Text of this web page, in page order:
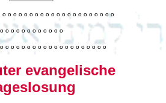
o o o o o o o o o o o o o o o o o o o o o
o o o o o o o o o o o o
o o o o o o o o o o o o o o o o o o o o
evangelische